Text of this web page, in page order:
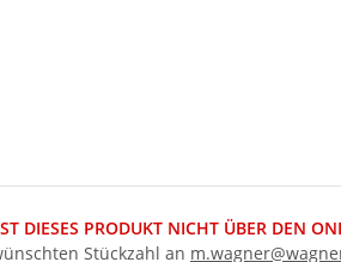
DIESES PRODUKT NICHT ÜBER DEN
Stückzahl an